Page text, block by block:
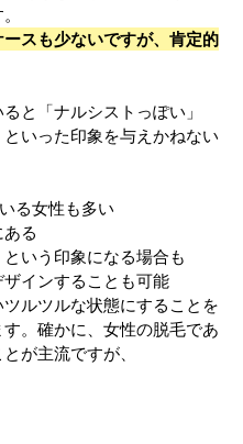
スも少ないですが、肯定的
と「ナルシストっぽい」
といった印象を与えかねない
る女性も多い
る
という印象になる場合も
インすることも可能
ルツルな状態にすることを
。確かに、女性の脱毛であ
が主流ですが、